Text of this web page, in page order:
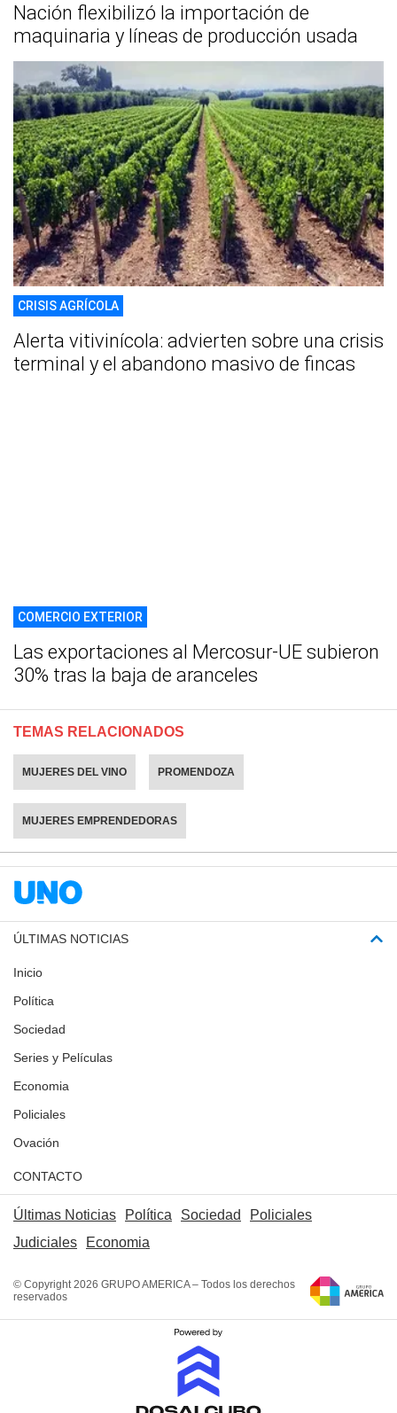
Nación flexibilizó la importación de
maquinaria y líneas de producción usada
CRISIS AGRÍCOLA
Alerta vitivinícola: advierten sobre una crisis
terminal y el abandono masivo de fincas
COMERCIO EXTERIOR
Las exportaciones al Mercosur-UE subieron
30% tras la baja de aranceles
TEMAS RELACIONADOS
MUJERES DEL VINO PROMENDOZA
MUJERES EMPRENDEDORAS
ÚLTIMAS NOTICIAS
Inicio
Política
Sociedad
Series y Películas
Economia
Policiales
Ovación
CONTACTO
Últimas Noticias Política Sociedad
Policiales
Judiciales
Economia
© Copyright 2026 GRUPO AMERICA – Todos los derechos
reservados